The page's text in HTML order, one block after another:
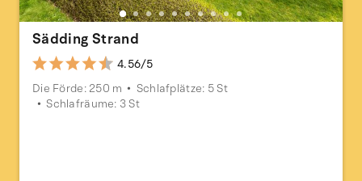
Sädding Strand
4.56/5
Die Förde: 250 m
Schlafplätze: 5 St
Schlafräume: 3 St